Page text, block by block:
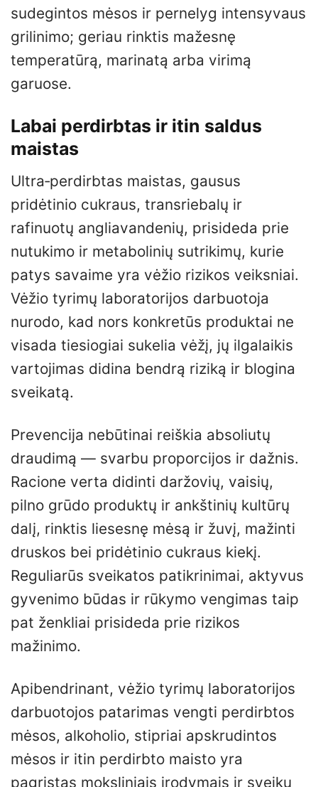
sudegintos mėsos ir pernelyg intensyvaus
grilinimo; geriau rinktis mažesnę
temperatūrą, marinatą arba virimą
garuose.
Labai perdirbtas ir itin saldus
maistas
Ultra‑perdirbtas maistas, gausus
pridėtinio cukraus, transriebalų ir
rafinuotų angliavandenių, prisideda prie
nutukimo ir metabolinių sutrikimų, kurie
patys savaime yra vėžio rizikos veiksniai.
Vėžio tyrimų laboratorijos darbuotoja
nurodo, kad nors konkretūs produktai ne
visada tiesiogiai sukelia vėžį, jų ilgalaikis
vartojimas didina bendrą riziką ir blogina
sveikatą.
Prevencija nebūtinai reiškia absoliutų
draudimą — svarbu proporcijos ir dažnis.
Racione verta didinti daržovių, vaisių,
pilno grūdo produktų ir ankštinių kultūrų
dalį, rinktis liesesnę mėsą ir žuvį, mažinti
druskos bei pridėtinio cukraus kiekį.
Reguliarūs sveikatos patikrinimai, aktyvus
gyvenimo būdas ir rūkymo vengimas taip
pat ženkliai prisideda prie rizikos
mažinimo.
Apibendrinant, vėžio tyrimų laboratorijos
darbuotojos patarimas vengti perdirbtos
mėsos, alkoholio, stipriai apskrudintos
mėsos ir itin perdirbto maisto yra
pagrįstas moksliniais įrodymais ir sveiku